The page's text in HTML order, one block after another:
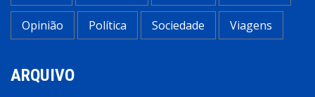
Opinião Política Sociedade Viagens
ARQUIVO